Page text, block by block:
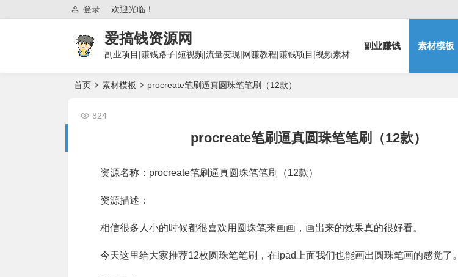
欢迎光临！
登录
爱搞钱资源网
副业项目|赚钱路子|短视频|流量变现|网赚教程|赚钱项目|视频素材
副业赚钱 素材模板
首页 素材模板 procreate笔刷逼真圆珠笔笔刷（12款）
procreate笔刷逼真圆珠笔笔刷（12款）
824
资源名称：procreate笔刷逼真圆珠笔笔刷（12款）
资源描述：
相信很多人小的时候都很喜欢用圆珠笔来画画，画出来的效果真的很好看。
今天这里给大家推荐12枚圆珠笔笔刷，在ipad上面我们也能画出圆珠笔画的感觉了。